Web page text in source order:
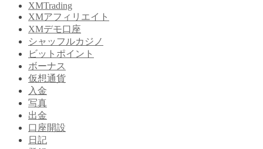
XMTrading
XMアフィリエイト
XMデモ口座
シャッフルカジノ
ビットポイント
ボーナス
仮想通貨
入金
写真
出金
口座開設
日記